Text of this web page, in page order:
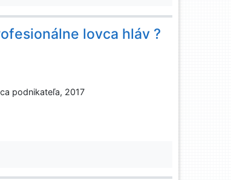
lovca hláv ?
podnikateľa, 2017